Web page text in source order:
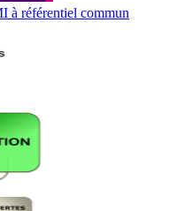
à référentiel commun